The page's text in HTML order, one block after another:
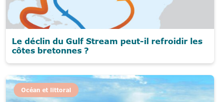
Le déclin du Gulf Stream peut-il refroidir les
côtes bretonnes ?
Océan et littoral